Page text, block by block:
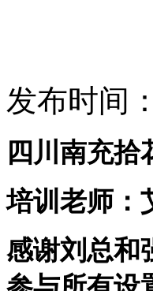
发布时间
四川南充拾
培训老师：
感谢刘总和